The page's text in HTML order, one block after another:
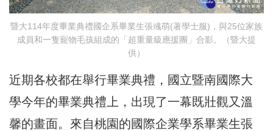
暨大114年度畢業典禮國企系畢業生張彧萌(著學士服)，與25位家族
成員和一隻寵物毛孩組成的「超重量級應援團」合影。（暨大提
供）
近期各校都在舉行畢業典禮，國立暨南國際大
學今年的畢業典禮上，出現了一幕既壯觀又溫
馨的畫面。來自桃園的國際企業學系畢業生張